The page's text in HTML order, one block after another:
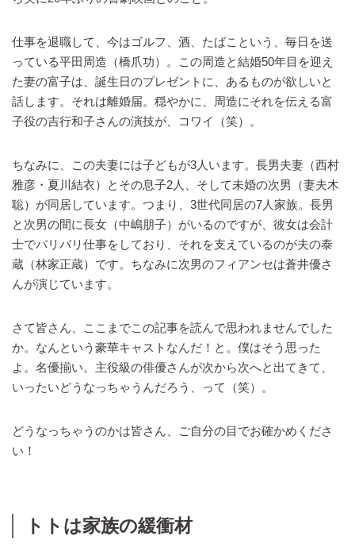
仕事を退職して、今はゴルフ、酒、たばこという、毎日を送
っている平田周造（橋爪功）。この周造と結婚50年目を迎え
た妻の富子は、誕生日のプレゼントに、あるものが欲しいと
話します。それは離婚届。穏やかに、周造にそれを伝える富
子役の吉行和子さんの演技が、コワイ（笑）。
ちなみに、この夫妻には子どもが3人います。長男夫妻（西村
雅彦・夏川結衣）とその息子2人、そして未婚の次男（妻夫木
聡）が同居しています。つまり、3世代同居の7人家族。長男
と次男の間に長女（中嶋朋子）がいるのですが、彼女は会計
士でバリバリ仕事をしており、それを支えているのが夫の泰
蔵（林家正蔵）です。ちなみに次男のフィアンセは蒼井優さ
んが演じています。
さて皆さん、ここまでこの記事を読んで思われませんでした
か。なんという豪華キャストなんだ！と。僕はそう思った
よ。名優揃い。主役級の俳優さんが次から次へと出てきて、
いったいどうなっちゃうんだろう、って（笑）。
どうなっちゃうのかは皆さん、ご自分の目でお確かめくださ
い！
トトは家族の緩衝材